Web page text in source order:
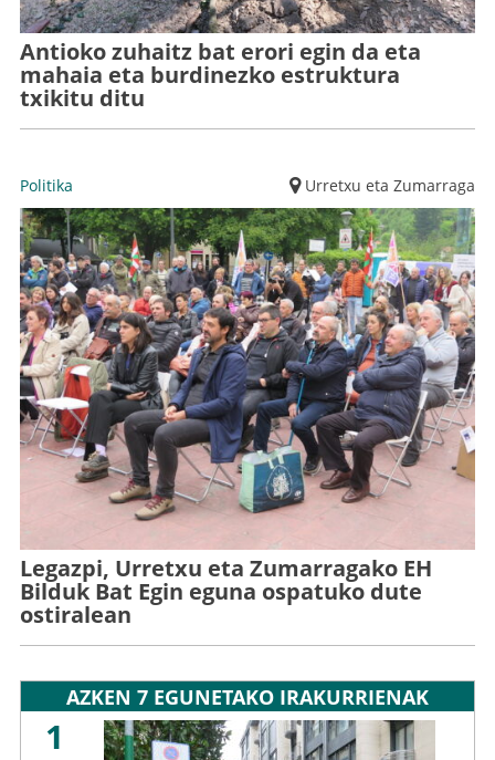
Antioko zuhaitz bat erori egin da eta
mahaia eta burdinezko estruktura
txikitu ditu
Politika Urretxu eta Zumarraga
Legazpi, Urretxu eta Zumarragako EH
Bilduk Bat Egin eguna ospatuko dute
ostiralean
AZKEN 7 EGUNETAKO IRAKURRIENAK
1